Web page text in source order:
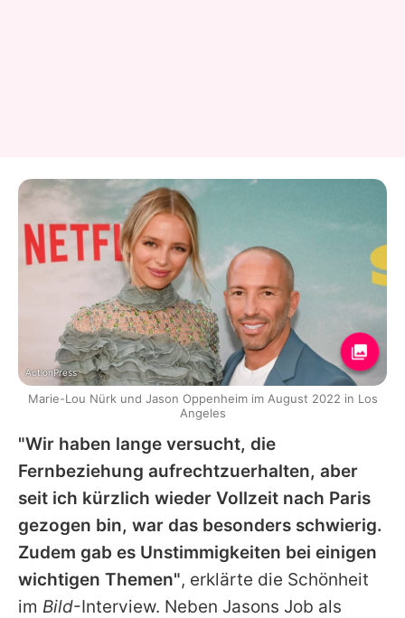
"Wir haben lange versucht, die
Fernbeziehung aufrechtzuerhalten, aber
seit ich kürzlich wieder Vollzeit nach Paris
gezogen bin, war das besonders schwierig.
Zudem gab es Unstimmigkeiten bei einigen
wichtigen Themen", erklärte die Schönheit
im Bild-Interview. Neben Jasons Job als
ActionPress
Marie-Lou Nürk und Jason Oppenheim im August 2022 in Los
Angeles